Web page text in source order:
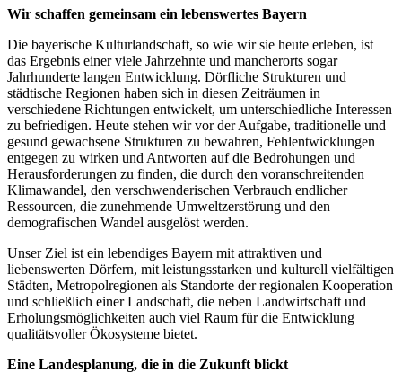
Wir schaffen gemeinsam ein lebenswertes Bayern
Die bayerische Kulturlandschaft, so wie wir sie heute erleben, ist
das Ergebnis einer viele Jahrzehnte und mancherorts sogar
Jahrhunderte langen Entwicklung. Dörfliche Strukturen und
städtische Regionen haben sich in diesen Zeiträumen in
verschiedene Richtungen entwickelt, um unterschiedliche Interessen
zu befriedigen. Heute stehen wir vor der Aufgabe, traditionelle und
gesund gewachsene Strukturen zu bewahren, Fehlentwicklungen
entgegen zu wirken und Antworten auf die Bedrohungen und
Herausforderungen zu finden, die durch den voranschreitenden
Klimawandel, den verschwenderischen Verbrauch endlicher
Ressourcen, die zunehmende Umweltzerstörung und den
demografischen Wandel ausgelöst werden.
Unser Ziel ist ein lebendiges Bayern mit attraktiven und
liebenswerten Dörfern, mit leistungsstarken und kulturell vielfältigen
Städten, Metropolregionen als Standorte der regionalen Kooperation
und schließlich einer Landschaft, die neben Landwirtschaft und
Erholungsmöglichkeiten auch viel Raum für die Entwicklung
qualitätsvoller Ökosysteme bietet.
Eine Landesplanung, die in die Zukunft blickt